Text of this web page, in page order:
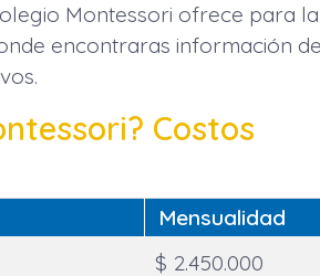
Montessori ofrece para
encontraras información
Costos
Mensualidad
$ 2.450.000